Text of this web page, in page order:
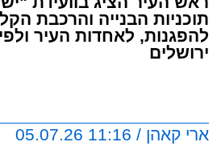
תוכניות הבנייה והרכבת
להפגנות, לאחדות העיר
ירושלים
ארי קאהן / 11:16 05.07.26